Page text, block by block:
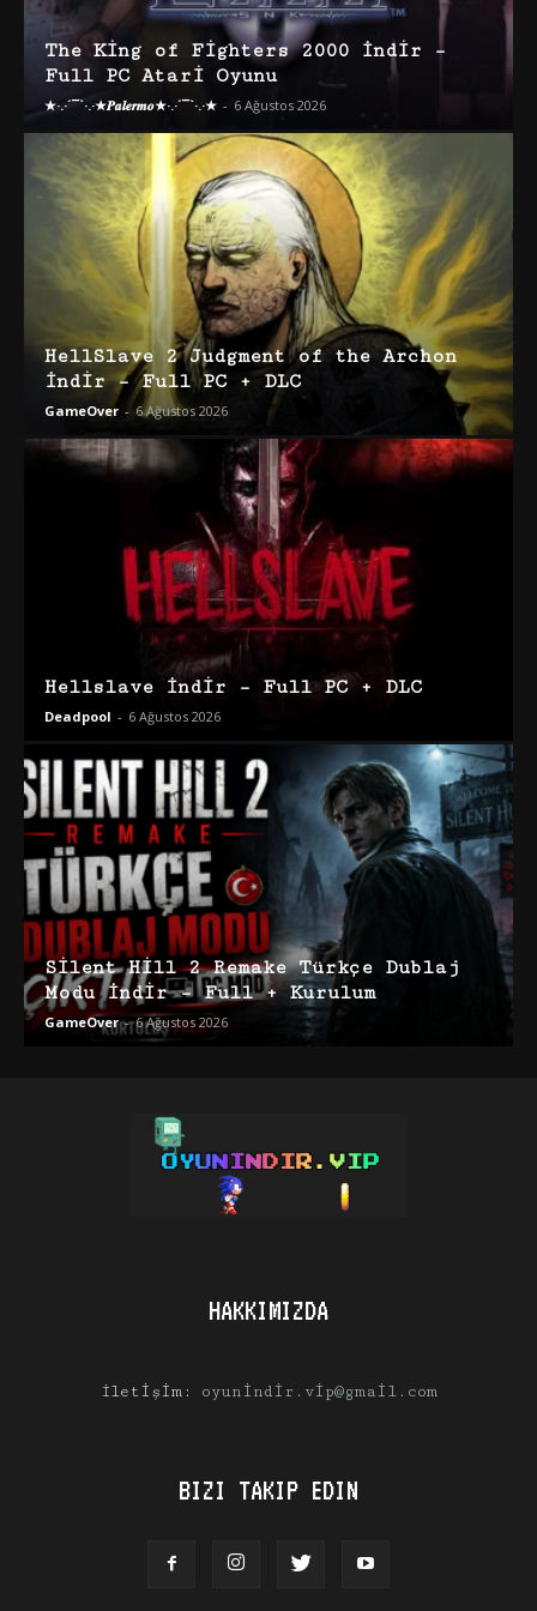
The King of Fighters 2000 İndir –
Full PC Atari Oyunu
★·.·´¯`·.·★𝑷𝒂𝒍𝒆𝒓𝒎𝒐★·.·´¯`·.·★ - 6 Ağustos 2026
HellSlave 2 Judgment of the Archon
İndir – Full PC + DLC
GameOver - 6 Ağustos 2026
Hellslave İndir – Full PC + DLC
Deadpool - 6 Ağustos 2026
Silent Hill 2 Remake Türkçe Dublaj
Modu İndir – Full + Kurulum
GameOver - 6 Ağustos 2026
HAKKIMIZDA
İletişim: oyunindir.vip@gmail.com
BIZI TAKIP EDIN